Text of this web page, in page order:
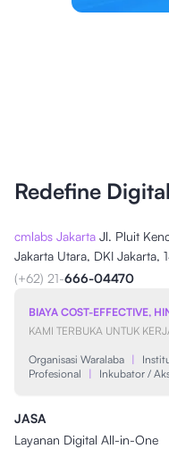
Redefine
cmlabs Jakarta Jl. Pluit
Jakarta Utara, DKI Jakarta,
(+62) 21-666-04470
BIAYA COST-EFFECTIVE,
KAMI TERBUKA UNTUK
Organisasi Waralaba |
Profesional
| Inkubator /
JASA
Layanan Digital All-in-One